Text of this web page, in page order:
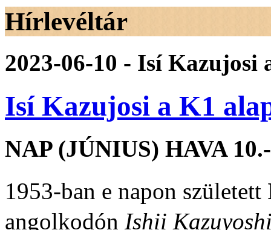
Hírlevéltár
2023-06-10 - Isí Kazujosi
Isí Kazujosi a K1
NAP (JÚNIUS) HAVA
1953-ban e napon született
angolkodón Ishii